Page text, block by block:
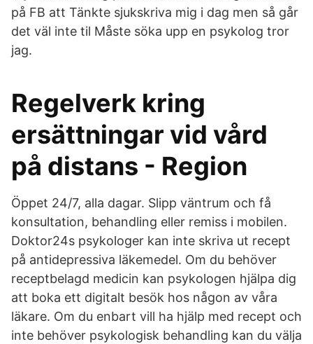
på FB att Tänkte sjukskriva mig i dag men så går
det väl inte til Måste söka upp en psykolog tror
jag.
Regelverk kring
ersättningar vid vård
på distans - Region
Öppet 24/7, alla dagar. Slipp väntrum och få
konsultation, behandling eller remiss i mobilen.
Doktor24s psykologer kan inte skriva ut recept
på antidepressiva läkemedel. Om du behöver
receptbelagd medicin kan psykologen hjälpa dig
att boka ett digitalt besök hos någon av våra
läkare. Om du enbart vill ha hjälp med recept och
inte behöver psykologisk behandling kan du välja